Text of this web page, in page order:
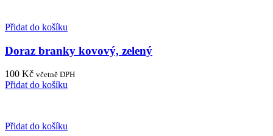
Přidat do košíku
Doraz branky kovový, zelený
100 Kč včetně DPH
Přidat do košíku
Přidat do košíku